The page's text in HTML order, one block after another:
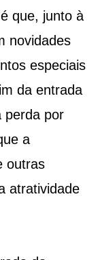
que, junto à
novidades
especiais
da entrada
perda por
a
outras
atratividade